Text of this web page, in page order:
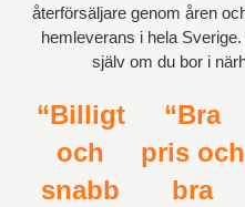
återförsäljare genom åren
hemleverans i hela
själv om du bor i
“Billigt
och
snabb
“Bra
pris och
bra